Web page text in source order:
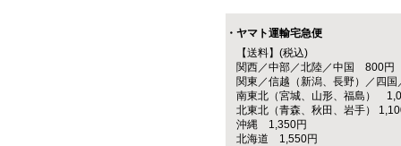
・ヤマト運輸宅急便
【送料】(税込)
関西／中部／北陸／中国 800円
関東／信越（新潟、長野）／四
南東北（宮城、山形、福島）
北東北（青森、秋田、岩手）
沖縄 1,350円
北海道 1,550円